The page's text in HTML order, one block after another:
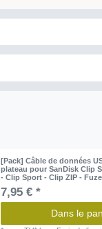
[Pack] Câble de données
plateau pour SanDisk Clip
- Clip Sport - Clip ZIP -
7,95 € *
Dans le